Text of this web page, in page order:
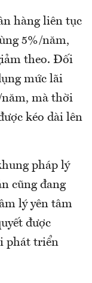
hàng liên tục
5%/năm,
theo. Đối
mức lãi
năm, mà thời
kéo dài lên
pháp lý
cũng đang
lý yên tâm
được
phát triển